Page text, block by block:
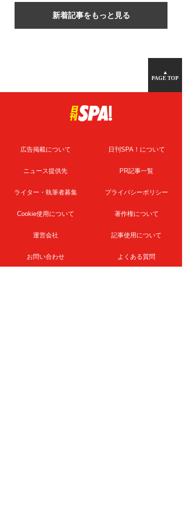
新着記事をもっと見る
▲
PAGE TOP
広告掲載について 日刊SPA！について
ニュース提供先 PR記事一覧
ライター・執筆者募集 プライバシーポリシー
Cookie使用について 著作権について
運営会社 記事使用について
お問い合わせ よくある質問